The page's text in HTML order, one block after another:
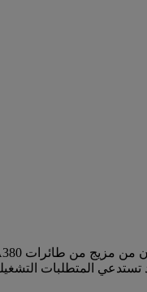
المتطلبات